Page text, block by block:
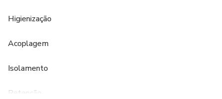
Higienização
Acoplagem
Isolamento
Retenção